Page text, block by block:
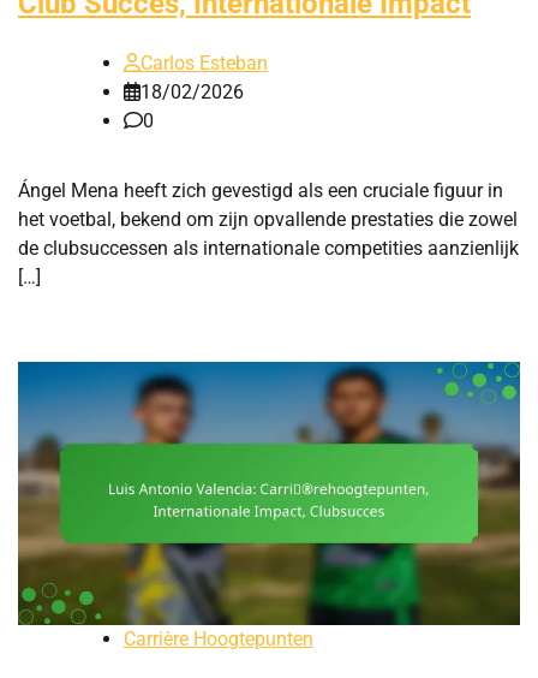
Carlos Esteban
18/02/2026
0
Ángel Mena heeft zich gevestigd als een cruciale figuur in
het voetbal, bekend om zijn opvallende prestaties die zowel
de clubsuccessen als internationale competities aanzienlijk
[…]
Carrière Hoogtepunten